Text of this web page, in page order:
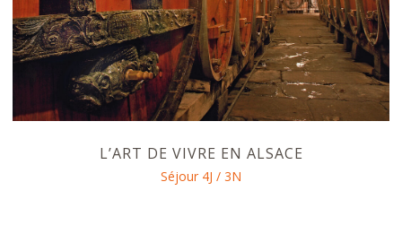
L’ART DE VIVRE EN ALSACE
Séjour 4J / 3N